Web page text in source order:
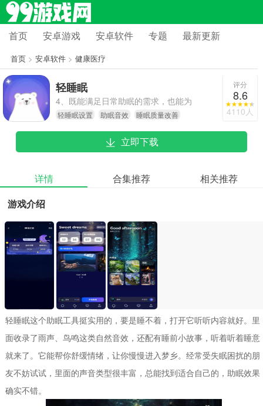
首页 安卓游戏 安卓软件 专题 最新更新
首页> 安卓软件> 健康医疗
轻睡眠
4、既能满足日常助眠的需求，也能为
存在睡眠障碍的人群提供专业级别的
辅助工具。
轻睡眠设置 助眠音效 睡眠质量改善
评分
8.6
4110人
立即下载
详情 合集推荐
相关推荐
游戏介绍
轻睡眠这个助眠工具挺实用的，要是睡不着，打开它听听内容就好。里
面收录了雨声、鸟鸣这类自然音效，还配有睡前小故事，听着听着睡意
就来了。它能帮你舒缓情绪，让你慢慢进入梦乡。经常受失眠困扰的朋
友不妨试试，里面的声音类型很丰富，总能找到适合自己的，助眠效果
确实不错。